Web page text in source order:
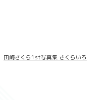
田崎さくら1st写真集 さくらいろ